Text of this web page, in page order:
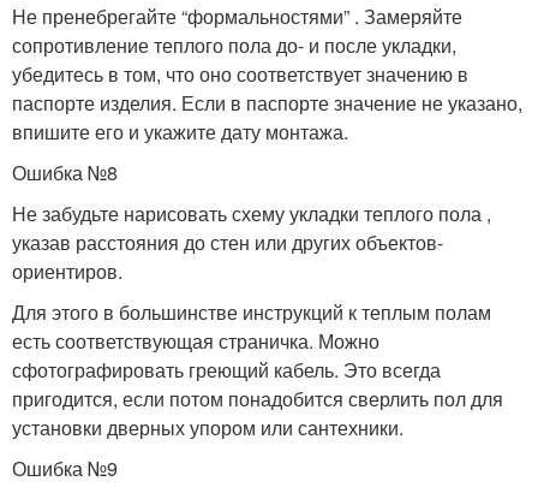
Не пренебрегайте “формальностями” . Замеряйте
сопротивление теплого пола до- и после укладки,
убедитесь в том, что оно соответствует значению в
паспорте изделия. Если в паспорте значение не указано,
впишите его и укажите дату монтажа.
Ошибка №8
Не забудьте нарисовать схему укладки теплого пола ,
указав расстояния до стен или других объектов-
ориентиров.
Для этого в большинстве инструкций к теплым полам
есть соответствующая страничка. Можно
сфотографировать греющий кабель. Это всегда
пригодится, если потом понадобится сверлить пол для
установки дверных упором или сантехники.
Ошибка №9